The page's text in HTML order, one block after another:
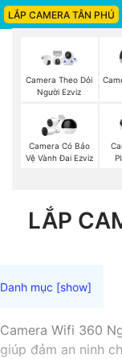
LẮP CAMERA TÂN PHÚ
Camera Theo Dỏi
Người Ezviz
Camera Có Bảo
Vệ Vành Đai Ezviz
LẮP
Camera Wifi 360
giúp đảm an ninh